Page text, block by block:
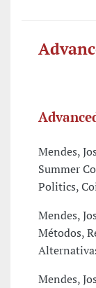
Mendes,
Summer
Politics,
Mendes,
Métodos,
Mendes,